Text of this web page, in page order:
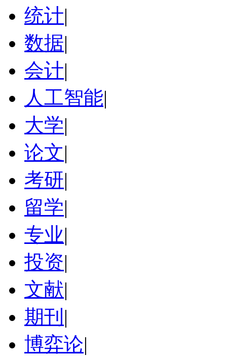
统计|
数据|
会计|
人工智能|
大学|
论文|
考研|
留学|
专业|
投资|
文献|
期刊 |
博弈论|